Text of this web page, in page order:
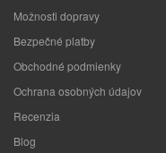
Možnosti dopravy
Bezpečné platby
Obchodné podmienky
Ochrana osobných údajov
Recenzia
Blog